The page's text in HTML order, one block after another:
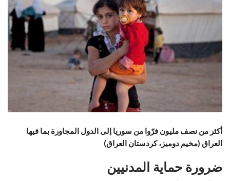
أكثر من نصف مليون فرّوا من سوريا إلى الدول المجاورة بما فيها
العراق (مخيم دوميز، كردستان العراق)
ضرورة حماية المدنيين